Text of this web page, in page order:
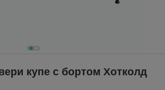
купе с бортом Хотколд